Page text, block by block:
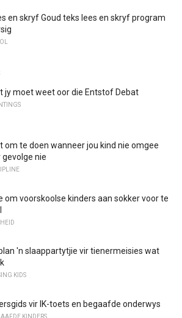
en skryf Goud teks lees en skryf program
jy moet weet oor die Entstof Debat
om te doen wanneer jou kind nie omgee
gevolge nie
om voorskoolse kinders aan sokker voor te
'n slaappartytjie vir tienermeisies wat
KIDS
vir IK-toets en begaafde onderwys
KINDERS